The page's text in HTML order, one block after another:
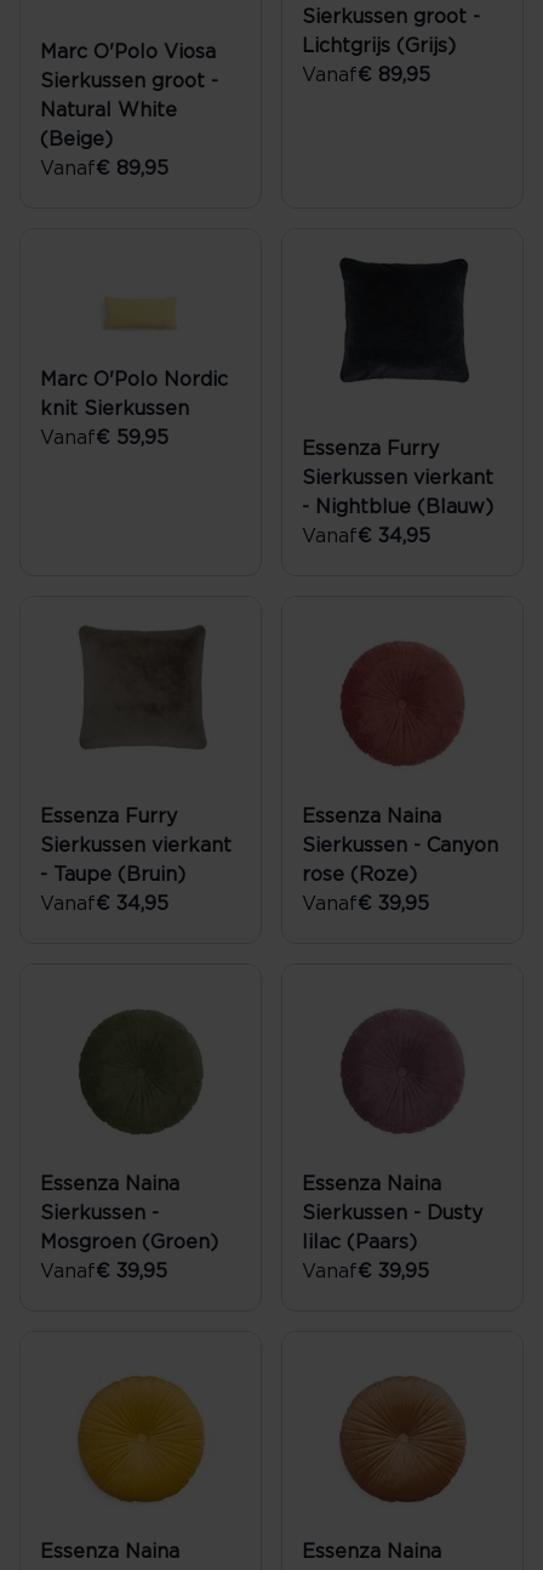
Marc O'Polo Viosa
Sierkussen groot -
Natural White
(Beige)
Vanaf€ 89,95
Sierkussen groot -
Lichtgrijs (Grijs)
Vanaf€ 89,95
Marc O'Polo Nordic
knit Sierkussen
Vanaf€ 59,95
Essenza Furry
Sierkussen vierkant
- Nightblue (Blauw)
Vanaf€ 34,95
Essenza Furry
Sierkussen vierkant
- Taupe (Bruin)
Vanaf€ 34,95
Essenza Naina
Sierkussen - Canyon
rose (Roze)
Vanaf€ 39,95
Essenza Naina
Sierkussen -
Mosgroen (Groen)
Vanaf€ 39,95
Essenza Naina
Sierkussen - Dusty
lilac (Paars)
Vanaf€ 39,95
Essenza Naina
Essenza Naina